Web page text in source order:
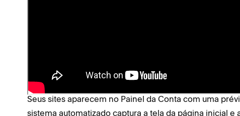
Imagens de Pré-visualização
Seus sites aparecem no Painel da Conta com uma
sistema automatizado captura a tela da página inicial e